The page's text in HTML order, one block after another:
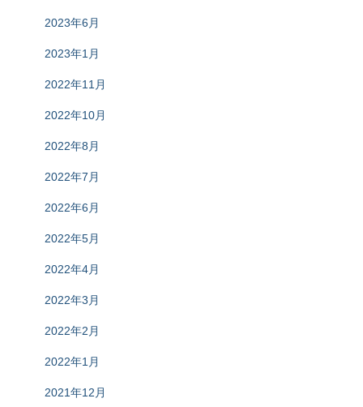
2023年6月
2023年1月
2022年11月
2022年10月
2022年8月
2022年7月
2022年6月
2022年5月
2022年4月
2022年3月
2022年2月
2022年1月
2021年12月